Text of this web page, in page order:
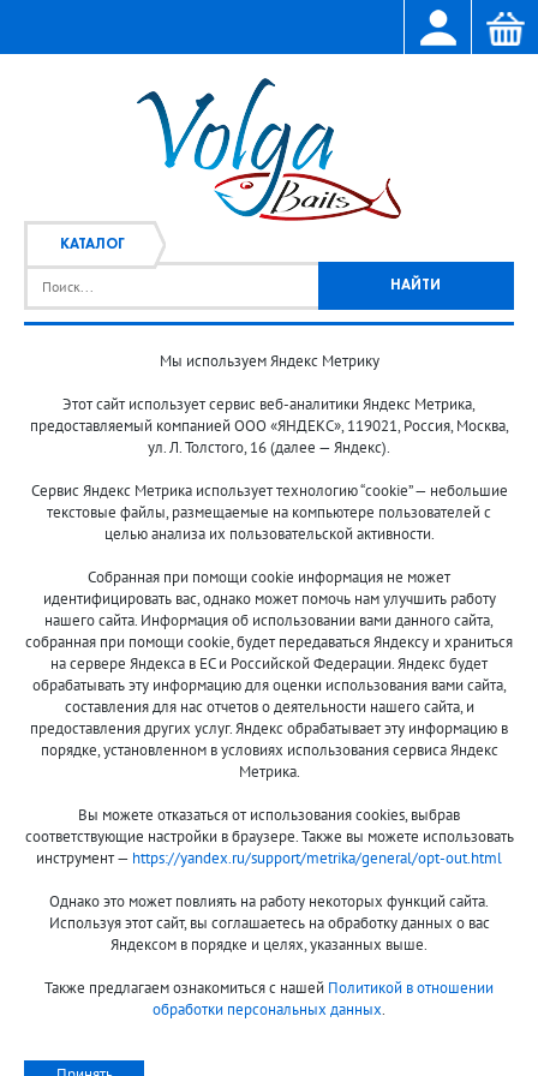
КАТАЛОГ
© 2013-2024 "Волжские приманки"
8 (800)
500-7844
Оплата и доставка
О компании
Акции и скидки
Новости
Контакты
Помощь
Принимаем к оплате:
Мы используем Яндекс Метрику
Этот сайт использует сервис веб-аналитики Яндекс Метрика,
предоставляемый компанией ООО «ЯНДЕКС», 119021, Россия, Москва,
ул. Л. Толстого, 16 (далее — Яндекс).
Сервис Яндекс Метрика использует технологию “cookie” — небольшие
текстовые файлы, размещаемые на компьютере пользователей с
целью анализа их пользовательской активности.
Собранная при помощи cookie информация не может
идентифицировать вас, однако может помочь нам улучшить работу
нашего сайта. Информация об использовании вами данного сайта,
собранная при помощи cookie, будет передаваться Яндексу и храниться
на сервере Яндекса в ЕС и Российской Федерации. Яндекс будет
обрабатывать эту информацию для оценки использования вами сайта,
составления для нас отчетов о деятельности нашего сайта, и
предоставления других услуг. Яндекс обрабатывает эту информацию в
порядке, установленном в условиях использования сервиса Яндекс
Метрика.
Вы можете отказаться от использования cookies, выбрав
соответствующие настройки в браузере. Также вы можете использовать
инструмент — https://yandex.ru/support/metrika/general/opt-out.html
Однако это может повлиять на работу некоторых функций сайта.
Используя этот сайт, вы соглашаетесь на обработку данных о вас
Яндексом в порядке и целях, указанных выше.
Также предлагаем ознакомиться с нашей Политикой в отношении
обработки персональных данных.